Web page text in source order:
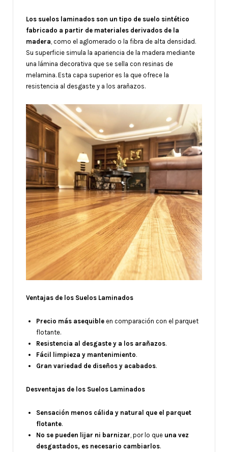
Los suelos laminados son un tipo de suelo sintético
fabricado a partir de materiales derivados de la
madera , como el aglomerado o la fibra de alta densidad.
Su superficie simula la apariencia de la madera mediante
una lámina decorativa que se sella con resinas de
melamina. Esta capa superior es la que ofrece la
resistencia al desgaste y a los arañazos.
Ventajas de los Suelos Laminados
Precio más asequible en comparación con el parquet
flotante.
Resistencia al desgaste y a los arañazos.
Fácil limpieza y mantenimiento.
Gran variedad de diseños y acabados.
Desventajas de los Suelos Laminados
Sensación menos cálida y natural que el parquet
flotante.
No se pueden lijar ni barnizar , por lo que una vez
desgastados, es necesario cambiarlos.